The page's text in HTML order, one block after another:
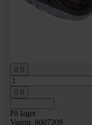
 
 
På lager
Varenr. 8007209